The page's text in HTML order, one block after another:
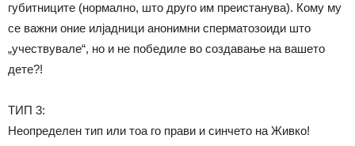
губитниците (нормално, што друго им преистанува). Кому му
се важни оние илјадници анонимни сперматозоиди што
„учествувале“, но и не победиле во создавање на вашето
дете?!
ТИП 3:
Неопределен тип или тоа го прави и синчето на Живко!